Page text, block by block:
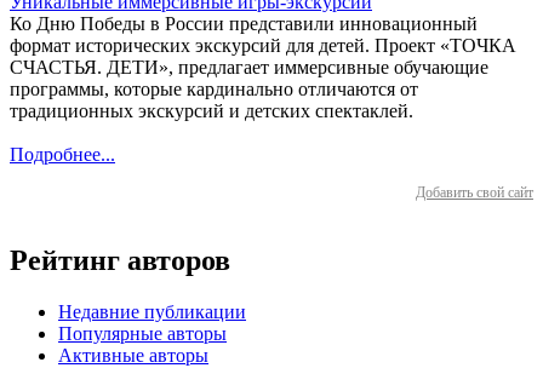
Ко Дню Победы в России представили инновационный
формат исторических экскурсий для детей. Проект «ТОЧКА
СЧАСТЬЯ. ДЕТИ», предлагает иммерсивные обучающие
программы, которые кардинально отличаются от
традиционных экскурсий и детских спектаклей.
Подробнее...
Добавить свой сайт
Рейтинг авторов
Недавние публикации
Популярные авторы
Активные авторы